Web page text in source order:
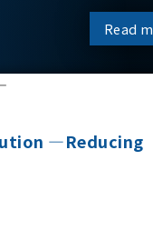
Read
—Reducing